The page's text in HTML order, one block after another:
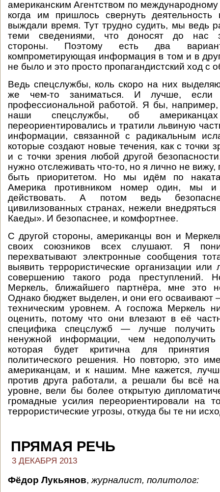
американским Агентством по
когда им пришлось свернуть
выждали время. Тут трудно судить, мы ведь
теми сведениями, что доносят до нас
стороны. Поэтому есть два
компрометирующая информация в том и в
не было и это просто пропагандистский ход с
Ведь спецслужбы, коль скоро на них
же чем-то заниматься. И лучше, если
профессиональной работой. Я бы,
наши спецслужбы, об
переориентировались и тратили львиную
информации, связанной с радикальным
которые создают новые течения, как с точки
и с точки зрения любой другой
нужно отслеживать что-то, но я лично не
быть приоритетом. Но мы идём по
Америка противником номер один, мы и
действовать. А потом ведь
цивилизованных странах, нежели
Каеды». И безопаснее, и комфортнее.
С другой стороны, американцы вон и
своих союзников всех слушают. Я
перехватывают электронные сообщения
выявить террористические организации
совершению такого рода преступлений.
Меркель, ближайшего партнёра, мне это
Однако бюджет выделен, и они его
техническим уровнем. А госпожа Меркель
оценить, потому что они влезают в её
специфика спецслужб — лучше
ненужной информации, чем
которая будет критична для
политического решения. Но повторю, это
американцам, и к нашим. Мне кажется,
против друга работали, а решали бы всё на
уровне, вели бы более открытую
громадные усилия переориентировали на
террористические угрозы, откуда бы те ни
ПРЯМАЯ РЕЧЬ
3 ДЕКАБРЯ 2013
Фёдор Лукьянов, журналист, политолог: